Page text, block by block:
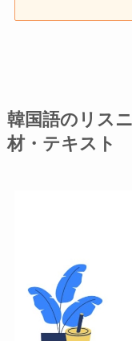
韓国語のリス
材・テキスト